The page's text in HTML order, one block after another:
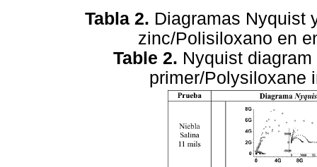
Tabla 2. Diagramas Nyquist
zinc/Polisiloxano en
Table 2. Nyquist
primer/Polysiloxane